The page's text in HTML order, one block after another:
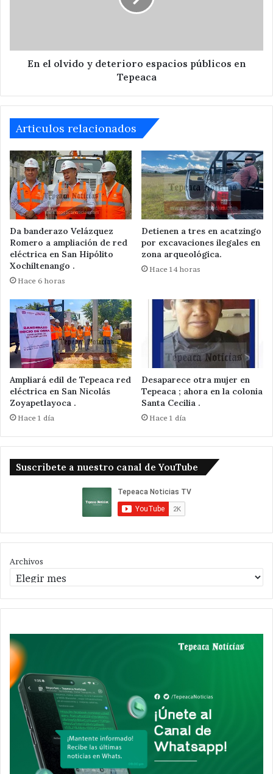
Tepeaca
En el olvido y deterioro espacios públicos en
Tepeaca
Articulos relacionados
Da banderazo Velázquez
Romero a ampliación de red
eléctrica en San Hipólito
Xochiltenango .
Hace 6 horas
Detienen a tres en acatzingo
por excavaciones ilegales en
zona arqueológica.
Hace 14 horas
Ampliará edil de Tepeaca red
eléctrica en San Nicolás
Zoyapetlayoca .
Hace 1 día
Desaparece otra mujer en
Tepeaca ; ahora en la colonia
Santa Cecilia .
Hace 1 día
Suscribete a nuestro canal de YouTube
Archivos